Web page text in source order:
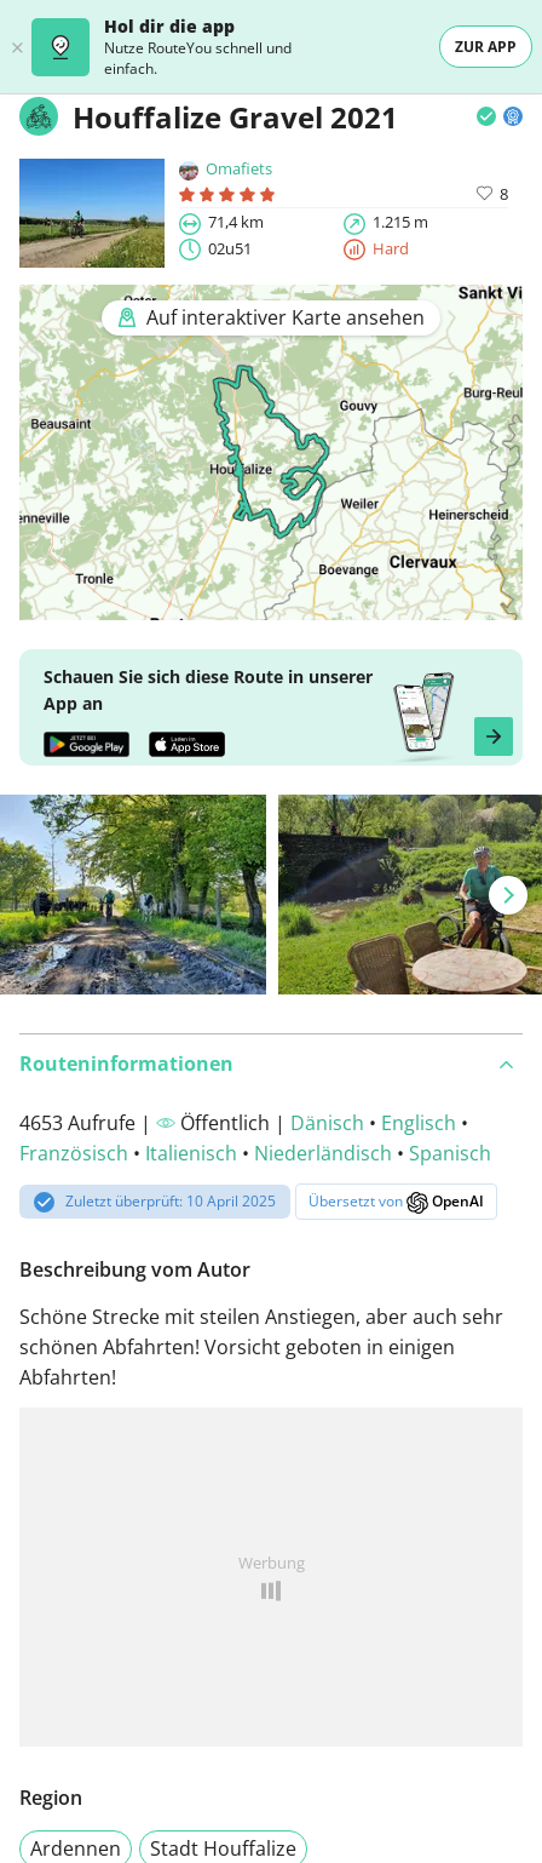
Hol dir die app
Nutze RouteYou schnell und
einfach.
ZUR APP
Houffalize Gravel 2021
Omafiets
8
71,4 km
1.215 m
02u51
Hard
Auf interaktiver Karte ansehen
Schauen Sie sich diese Route in unserer
App an
Routeninformationen
4653 Aufrufe | Öffentlich | Dänisch • Englisch •
Französisch • Italienisch • Niederländisch • Spanisch
Zuletzt überprüft: 10 April 2025 Übersetzt von OpenAI
Beschreibung vom Autor
Schöne Strecke mit steilen Anstiegen, aber auch sehr
schönen Abfahrten! Vorsicht geboten in einigen
Abfahrten!
Werbung
Region
Ardennen
Stadt Houffalize